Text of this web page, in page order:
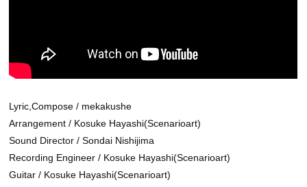
Lyric,Compose / mekakushe
Arrangement / Kosuke Hayashi(Scenarioart)
Sound Director / Sondai Nishijima
Recording Engineer / Kosuke Hayashi(Scenarioart)
Guitar / Kosuke Hayashi(Scenarioart)